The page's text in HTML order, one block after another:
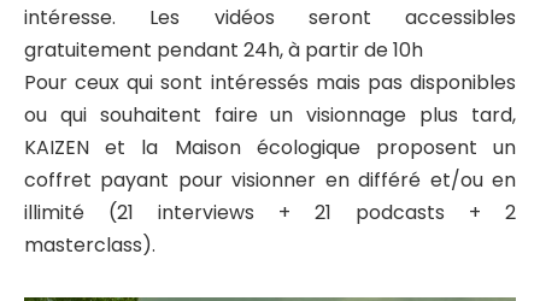
intéresse. Les vidéos seront accessibles
gratuitement pendant 24h, à partir de 10h
Pour ceux qui sont intéressés mais pas disponibles
ou qui souhaitent faire un visionnage plus tard,
KAIZEN et la Maison écologique proposent un
coffret payant pour visionner en différé et/ou en
illimité (21 interviews + 21 podcasts + 2
masterclass).